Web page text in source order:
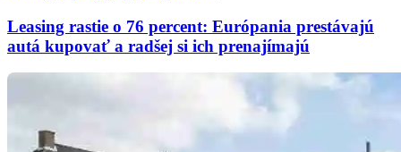
Leasing rastie o 76 percent: Európania prestávajú
autá kupovať a radšej si ich prenajímajú